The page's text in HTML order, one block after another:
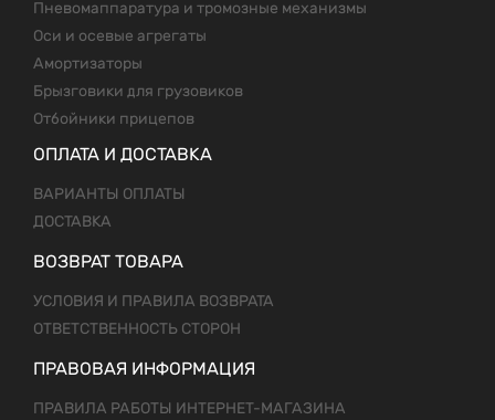
Пневомаппаратура и тромозные механизмы
Оси и осевые агрегаты
Амортизаторы
Брызговики для грузовиков
Отбойники прицепов
ОПЛАТА И ДОСТАВКА
ВАРИАНТЫ ОПЛАТЫ
ДОСТАВКА
ВОЗВРАТ ТОВАРА
УСЛОВИЯ И ПРАВИЛА ВОЗВРАТА
ОТВЕТСТВЕННОСТЬ СТОРОН
ПРАВОВАЯ ИНФОРМАЦИЯ
ПРАВИЛА РАБОТЫ ИНТЕРНЕТ-МАГАЗИНА